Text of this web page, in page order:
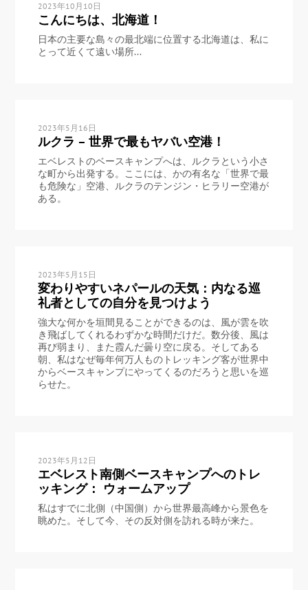
2023年10月10日
こんにちは、北海道！
日本の主要な島々の最北端に位置する北海道は、私に
とって近くて遠い場所...
2023年5月16日
ルクラ – 世界で最もヤバい空港！
エベレストのベースキャンプへは、ルクラという小さ
な町から出発する。ここには、かの有名な「世界で最
も危険な」空港、ルクラのテンジン・ヒラリー空港が
ある。
2023年5月15日
変わりやすいネパールの天気：内なる巡
礼者としての自分を見つけよう
強大な何かを垣間見ることができるのは、風が雲を吹
き飛ばしてくれるわずかな時間だけだ。数分後、風は
再び弱まり、また霞んだ曇り空に戻る。そしてある
朝、私はなぜ毎年何万人ものトレッキング客が世界中
からベースキャンプにやってくるのだろうと思いを巡
らせた。
2023年5月12日
エベレスト南側ベースキャンプへのトレ
ッキング： ウォームアップ
私はすでに北側（中国側）から世界最高峰から景色を
眺めた。そして今、その反対側を訪れる時が来た。